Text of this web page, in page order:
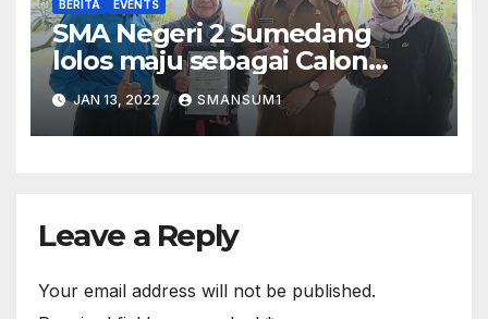
BERITA EVENTS
SMA Negeri 2 Sumedang
lolos maju sebagai Calon
Sekolah Adiwiyata Provinsi
tahun 2022
JAN 13, 2022 SMANSUM1
Leave a Reply
Your email address will not be published.